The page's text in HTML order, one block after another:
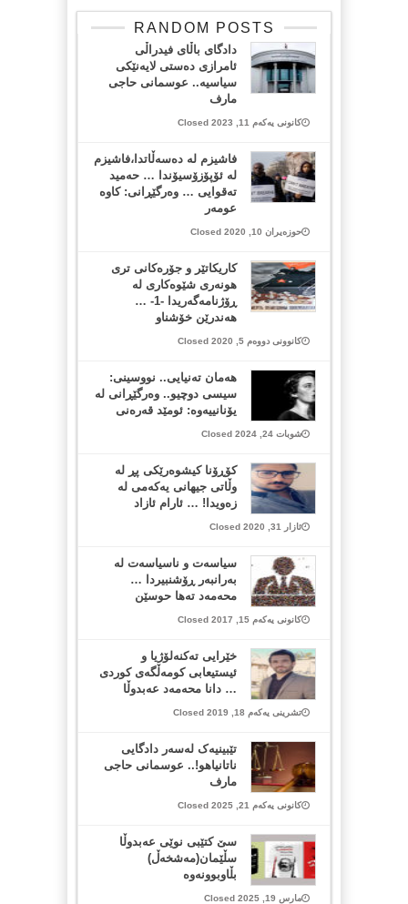
RANDOM POSTS
دادگای باڵای فیدراڵی
ئامرازی دەستی لایەنێکی
سیاسیە.. عوسمانی حاجی
مارف
کانونی یەکەم 11, 2023 Closed
فاشیزم لە دەسەڵاتدا،فاشیزم
لە ئۆپۆزۆسیۆندا … حەمید
تەقوایی … وەرگێڕانی: کاوە
عومەر
حوزەیران 10, 2020 Closed
كاریكاتێر و جۆره‌كانی تری
هونه‌ری شێوه‌كاری له‌
ڕۆژنامه‌گه‌ریدا -1- …
هه‌ندرێن خۆشناو
کانوونی دووەم 5, 2020 Closed
هەمان تەنیایی.. نووسینی:
سیسی دوچیو.. وه‌رگێڕانی لە
یۆنانییەوه‌: ئومێد قەره‌نی
شوبات 24, 2024 Closed
کۆڕۆنا کیشوەرێکی پڕ لە
وڵاتی جیھانی یەکەمی لە
زەویدا! … ئارام ئازاد
ئازار 31, 2020 Closed
سیاسه‌ت و ناسیاسه‌ت له‌
به‌رانبه‌ر ڕۆشنبیردا …
محه‌مه‌د ته‌ها حوسێن
کانونی یەکەم 15, 2017 Closed
خێرایی تەکنەلۆژیا و
ئیستیعابی کومەڵگەی کوردی
… دانا محەمەد عەبدوڵا
تشرینی یەکەم 18, 2019 Closed
تێبینیەک لەسەر دادگایی
ناتانیاهو!.. عوسمانی حاجی
مارف
کانونی یەکەم 21, 2025 Closed
سێ کتێبی نوێی عەبدوڵا
سڵێمان(مەشخەڵ)
بڵاوبوونەوە
مارس 19, 2025 Closed